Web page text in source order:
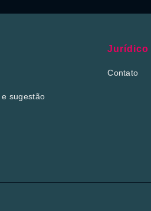
sugestão
Jurídico
Contato